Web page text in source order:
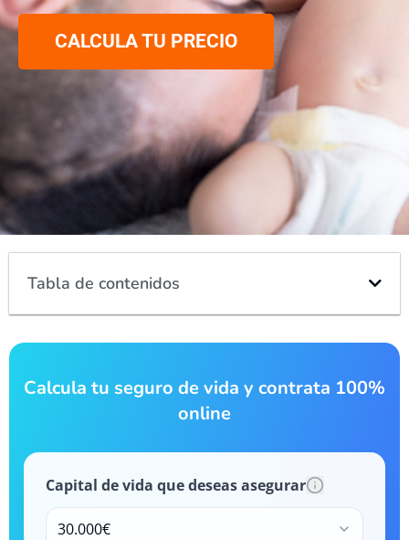
CALCULA TU PRECIO
Tabla de contenidos
Calcula tu seguro de vida y contrata 100%
online
Capital de vida que deseas asegurar
30.000€